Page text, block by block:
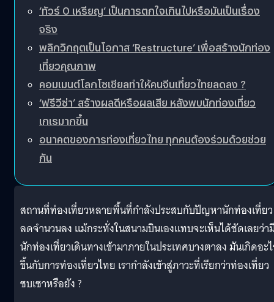
‘ทัวร์ 0 เหรียญ’ เป็นการตกใจเกินไปหรือมันเป็นเรื่อง
จริง
พลิกวิกฤตเป็นโอกาส ‘Restructure’ เพื่อสร้างนักท่อง
เที่ยวคุณภาพ
คอมเมนต์โลกโซเชียลทำให้คนจีนเที่ยวไทยลดลง ?
‘ฟรีวีซ่า’ สร้างผลดีหรือผลเสีย หลังพบนักท่องเที่ยว
เกเรมากขึ้น
อนาคตของการท่องเที่ยวไทย ทุกคนต้องร่วมด้วยช่วย
กัน
สถานที่ท่องเที่ยวหลายพื้นที่กำลังประสบกับปัญหานักท่องเที่ยว
ลดจำนวนลง แม้กระทั่งในสนามบินเองแทบจะเห็นได้ชัดเลยว่า
นักท่องเที่ยวเดินทางเข้ามาภายในประเทศบางตาลง มันเกิดอะ
ขึ้นกับการท่องเที่ยวไทย เรากำลังเข้าสู่ภาวะที่เรียกว่าท่องเที่ยว
ซบเซาหรือยัง ?